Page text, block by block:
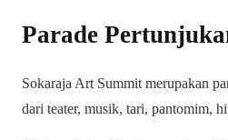
Parade
Sokaraja Art Summit merupakan
dari teater, musik, tari, pantomim,